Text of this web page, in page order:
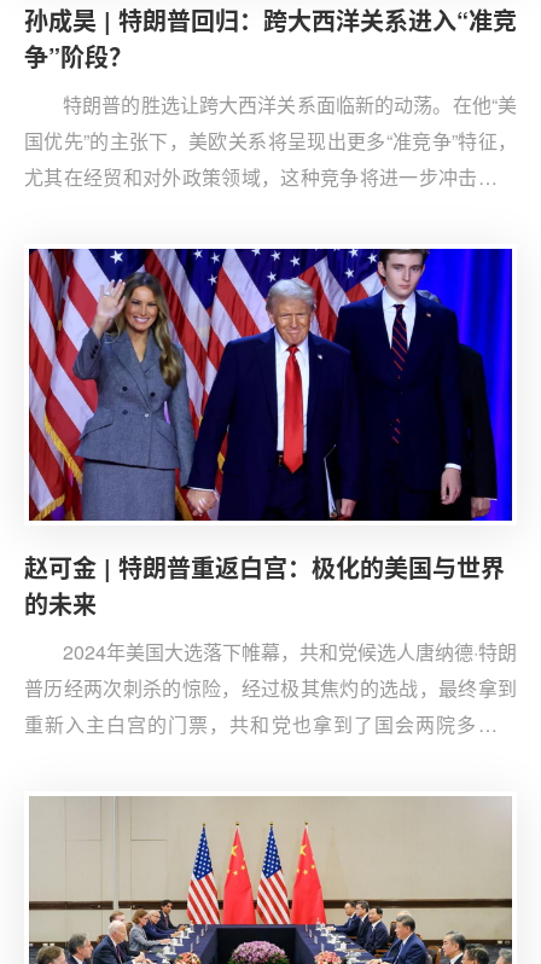
孙成昊 | 特朗普回归：跨大西洋关系进入“准竞
争”阶段？
特朗普的胜选让跨大西洋关系面临新的动荡。在他“美
国优先”的主张下，美欧关系将呈现出更多“准竞争”特征，
尤其在经贸和对外政策领域，这种竞争将进一步冲击双方
的同时，却在贸易上成为美国的对手，这一思维导向使得
他在对欧政策中强调重新划分双方利益，确保美国在经济
和安全上获得更多优势。
赵可金 | 特朗普重返白宫：极化的美国与世界
的未来
2024年美国大选落下帷幕，共和党候选人唐纳德·特朗
普历经两次刺杀的惊险，经过极其焦灼的选战，最终拿到
重新入主白宫的门票，共和党也拿到了国会两院多数席
普，标志着美国朝着保守主义的方向继续前进，必将对美
国政治乃至整个世界都会产生重大而深远的影响。